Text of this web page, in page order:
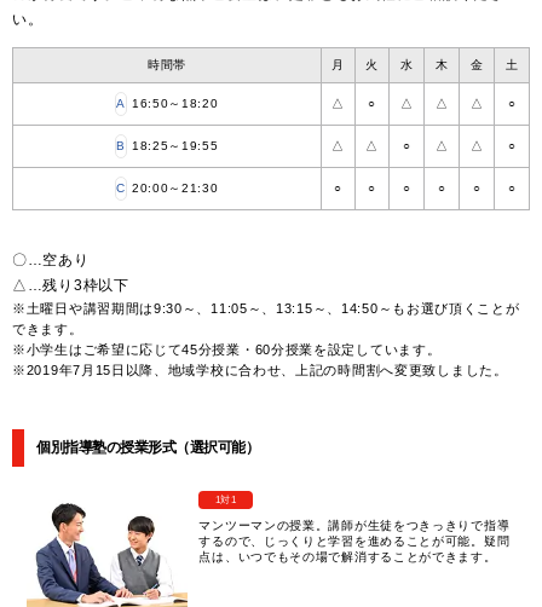
い。
時間帯 月 火 水 木 金 土
A 16:50～18:20 △ ○ △ △ △ ○
B 18:25～19:55 △ △ ○ △ △ ○
C 20:00～21:30 ○ ○ ○ ○ ○ ○
〇…空あり
△…残り3枠以下
※土曜日や講習期間は9:30～、11:05～、13:15～、14:50～もお選び頂くことが
できます。
※小学生はご希望に応じて45分授業・60分授業を設定しています。
※2019年7月15日以降、地域学校に合わせ、上記の時間割へ変更致しました。
個別指導塾の授業形式（選択可能）
1対1
マンツーマンの授業。講師が生徒をつきっきりで指導
するので、じっくりと学習を進めることが可能。疑問
点は、いつでもその場で解消することができます。